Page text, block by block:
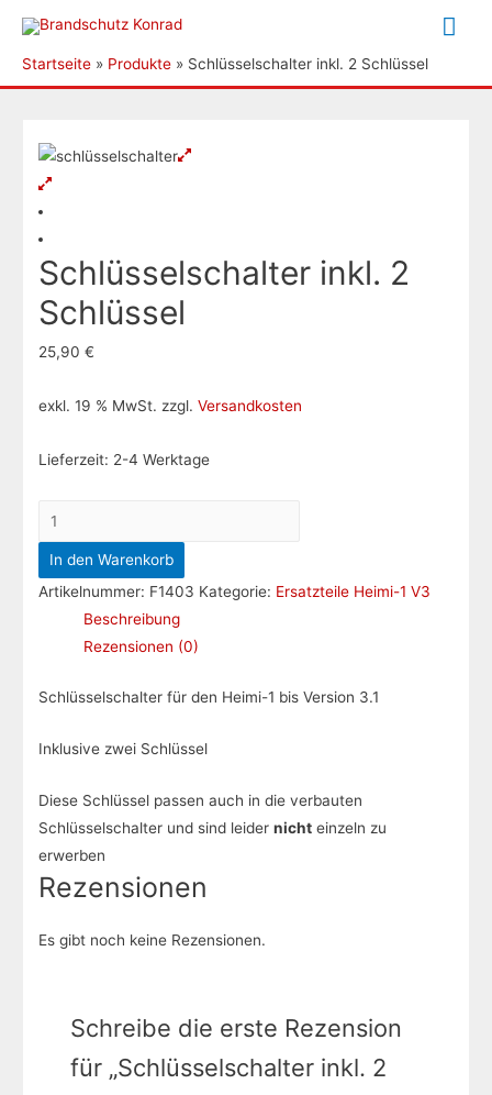
Startseite Produkte Schlüsselschalter inkl. 2 Schlüssel
Schlüsselschalter inkl. 2
Schlüssel
25,90 €
exkl. 19 % MwSt. zzgl. Versandkosten
Lieferzeit: 2-4 Werktage
Schlüsselschalter
inkl.
Schlüssel
Menge
In den Warenkorb
Artikelnummer: F1403 Kategorie: Ersatzteile Heimi-1 V3
Beschreibung
Rezensionen (0)
Schlüsselschalter für den Heimi-1 bis Version 3.1
Inklusive zwei Schlüssel
Diese Schlüssel passen auch in die verbauten
Schlüsselschalter und sind leider nichteinzeln zu
erwerben
Rezensionen
Es gibt noch keine Rezensionen.
Schreibe die erste Rezension
für „Schlüsselschalter inkl. 2